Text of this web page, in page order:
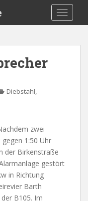
Diebstahl,
zwei
1:50 Uhr
der Birkenstraße
gestört
in Richtung
Barth
B105. Im